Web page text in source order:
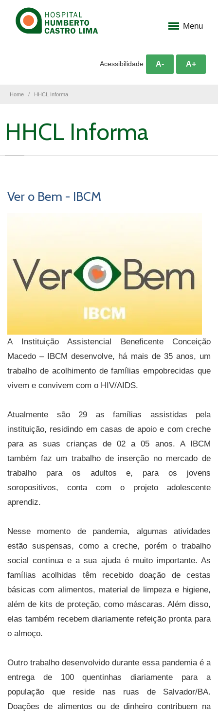
Menu
Acessibilidade A- A+
Home HHCL Informa
HHCL Informa
Ver o Bem - IBCM
A Instituição Assistencial Beneficente Conceição
Macedo – IBCM desenvolve, há mais de 35 anos, um
trabalho de acolhimento de famílias empobrecidas que
vivem e convivem com o HIV/AIDS.
Atualmente são 29 as famílias assistidas pela
instituição, residindo em casas de apoio e com creche
para as suas crianças de 02 a 05 anos. A IBCM
também faz um trabalho de inserção no mercado de
trabalho para os adultos e, para os jovens
soropositivos, conta com o projeto adolescente
aprendiz.
Nesse momento de pandemia, algumas atividades
estão suspensas, como a creche, porém o trabalho
social continua e a sua ajuda é muito importante. As
famílias acolhidas têm recebido doação de cestas
básicas com alimentos, material de limpeza e higiene,
além de kits de proteção, como máscaras. Além disso,
elas também recebem diariamente refeição pronta para
o almoço.
Outro trabalho desenvolvido durante essa pandemia é a
entrega de 100 quentinhas diariamente para a
população que reside nas ruas de Salvador/BA.
Doações de alimentos ou de dinheiro contribuem na